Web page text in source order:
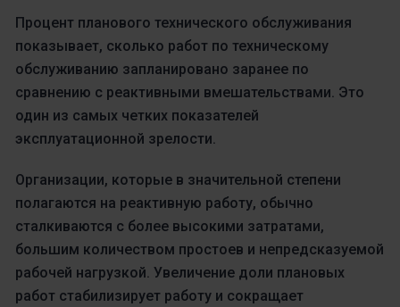
Процент планового технического обслуживания
показывает, сколько работ по техническому
обслуживанию запланировано заранее по
сравнению с реактивными вмешательствами. Это
один из самых четких показателей
эксплуатационной зрелости.
Организации, которые в значительной степени
полагаются на реактивную работу, обычно
сталкиваются с более высокими затратами,
большим количеством простоев и непредсказуемой
рабочей нагрузкой. Увеличение доли плановых
работ стабилизирует работу и сокращает